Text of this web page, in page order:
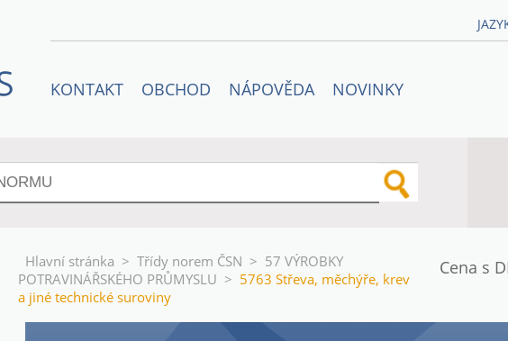
KONTAKT OBCHOD NÁPOVĚDA NOVINKY
Cena s
Hlavní stránka > Třídy norem ČSN > 57 VÝROBKY
POTRAVINÁŘSKÉHO PRŮMYSLU > 5763 Střeva, měchýře, krev
a jiné technické suroviny